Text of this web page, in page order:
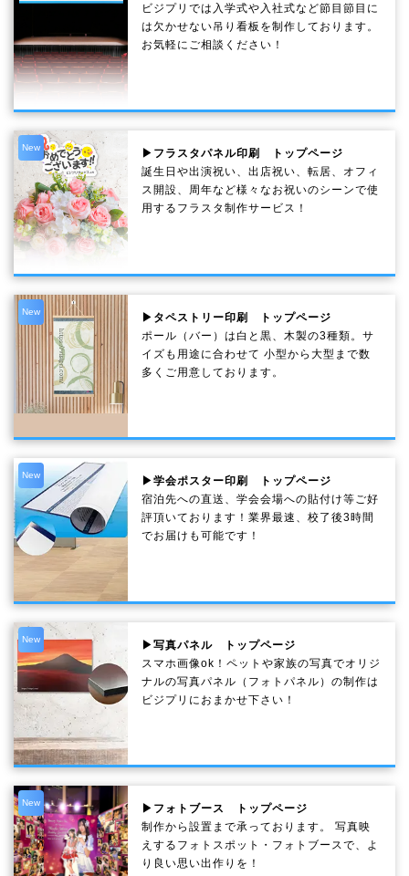
ビジプリでは入学式や入社式など節目節目に
は欠かせない吊り看板を制作しております。
お気軽にご相談ください！
New
▶フラスタパネル印刷 トップページ
誕生日や出演祝い、出店祝い、転居、オフィ
ス開設、周年など様々なお祝いのシーンで使
用するフラスタ制作サービス！
New
▶タペストリー印刷 トップページ
ポール（バー）は白と黒、木製の3種類。サ
イズも用途に合わせて 小型から大型まで数
多くご用意しております。
New
▶学会ポスター印刷 トップページ
宿泊先への直送、学会会場への貼付け等ご好
評頂いております！業界最速、校了後3時間
でお届けも可能です！
New
▶写真パネル トップページ
スマホ画像ok！ペットや家族の写真でオリジ
ナルの写真パネル（フォトパネル）の制作は
ビジプリにおまかせ下さい！
New
▶フォトブース トップページ
制作から設置まで承っております。 写真映
えするフォトスポット・フォトブースで、よ
り良い思い出作りを！